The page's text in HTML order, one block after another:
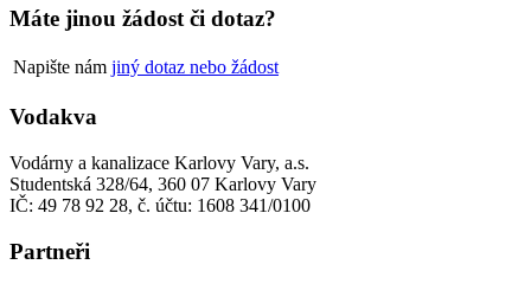
Máte jinou žádost či dotaz?
Napište nám jiný dotaz nebo žádost
Vodakva
Vodárny a kanalizace Karlovy Vary, a.s.
Studentská 328/64, 360 07 Karlovy Vary
IČ: 49 78 92 28, č. účtu: 1608 341/0100
Partneři